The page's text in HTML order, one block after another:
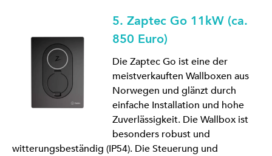
5. Zaptec Go 11kW (ca.
850 Euro)
Die Zaptec Go ist eine der
meistverkauften Wallboxen aus
Norwegen und glänzt durch
einfache Installation und hohe
Zuverlässigkeit. Die Wallbox ist
besonders robust und
witterungsbeständig (IP54). Die Steuerung und